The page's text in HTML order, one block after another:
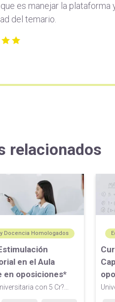
es manejar la plataforma
del temario.
relacionados
Docencia Homologados
en el Aula
en oposiciones*
con 5 Cr?...